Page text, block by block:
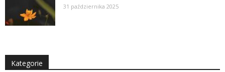
31 października 2025
Kategorie